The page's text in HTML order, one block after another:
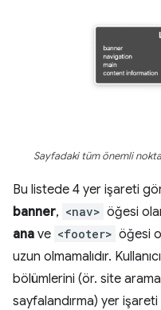
Sayfadaki tüm önemli
Bu listede 4 yer işareti
banner, <nav> öğesi
ana ve <footer> öğesi
uzun olmamalıdır.
bölümlerini (ör. site
sayfalandırma) yer